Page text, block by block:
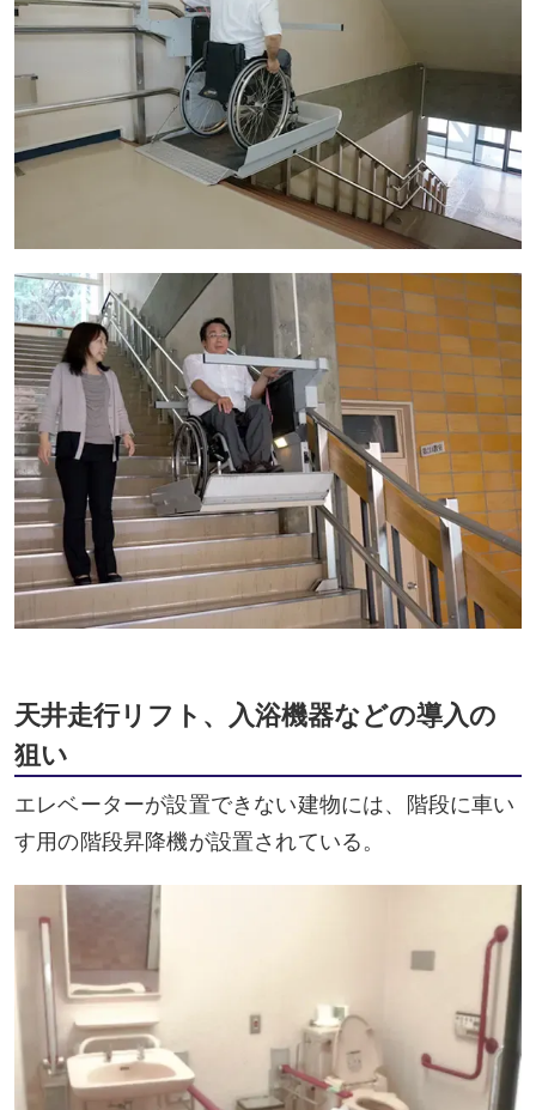
天井走行リフト、入浴機器などの導入の
狙い
エレベーターが設置できない建物には、階段に車い
す用の階段昇降機が設置されている。